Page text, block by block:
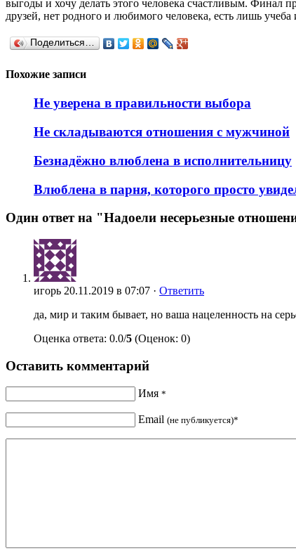
выгоды и хочу делать этого человека счастливым. Финал
друзей, нет родного и любимого человека, есть лишь
Поделиться…
Похожие записи
Не уверена в правильности выбора
Не складываются отношения с мужчиной
Безнадёжно влюблена в исполнительницу
Влюблена в парня, которого просто
Один ответ на "Надоели несерьезные
игорь 20.11.2019 в 07:07 · Ответить
да, мир и таким бывает, но ваша нацеленность на
Оценка ответа: 0.0/5 (Оценок: 0)
Оставить комментарий
Имя *
Email (не публикуется)*